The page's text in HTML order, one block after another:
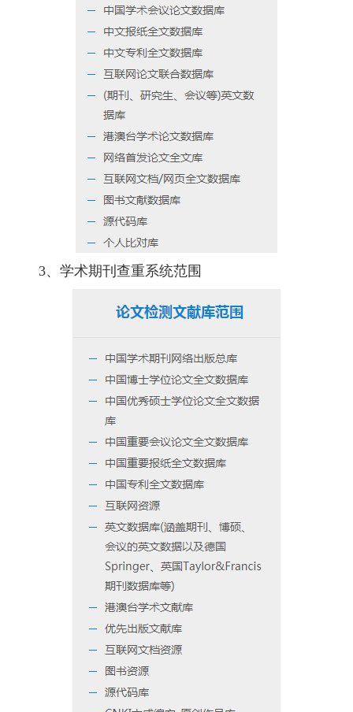
3、学术期刊查重系统范围